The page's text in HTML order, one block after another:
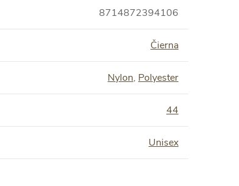
8714872394106
Čierna
Nylon, Polyester
44
Unisex